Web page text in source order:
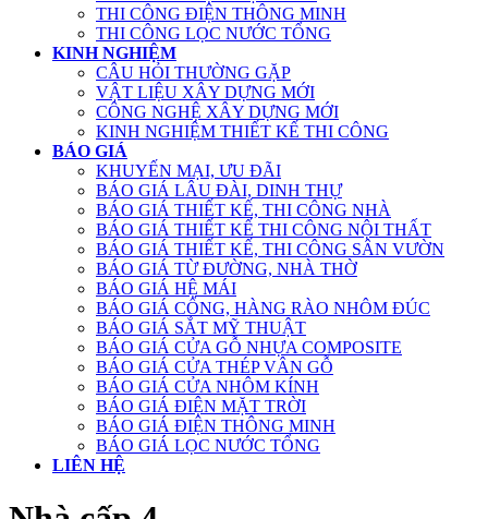
THI CÔNG ĐIỆN THÔNG MINH
THI CÔNG LỌC NƯỚC TỔNG
KINH NGHIỆM
CÂU HỎI THƯỜNG GẶP
VẬT LIỆU XÂY DỰNG MỚI
CÔNG NGHỆ XÂY DỰNG MỚI
KINH NGHIỆM THIẾT KẾ THI CÔNG
BÁO GIÁ
KHUYẾN MẠI, ƯU ĐÃI
BÁO GIÁ LÂU ĐÀI, DINH THỰ
BÁO GIÁ THIẾT KẾ, THI CÔNG NHÀ
BÁO GIÁ THIẾT KẾ THI CÔNG NỘI THẤT
BÁO GIÁ THIẾT KẾ, THI CÔNG SÂN VƯỜN
BÁO GIÁ TỪ ĐƯỜNG, NHÀ THỜ
BÁO GIÁ HỆ MÁI
BÁO GIÁ CỔNG, HÀNG RÀO NHÔM ĐÚC
BÁO GIÁ SẮT MỸ THUẬT
BÁO GIÁ CỬA GỖ NHỰA COMPOSITE
BÁO GIÁ CỬA THÉP VÂN GỖ
BÁO GIÁ CỬA NHÔM KÍNH
BÁO GIÁ ĐIỆN MẶT TRỜI
BÁO GIÁ ĐIỆN THÔNG MINH
BÁO GIÁ LỌC NƯỚC TỔNG
LIÊN HỆ